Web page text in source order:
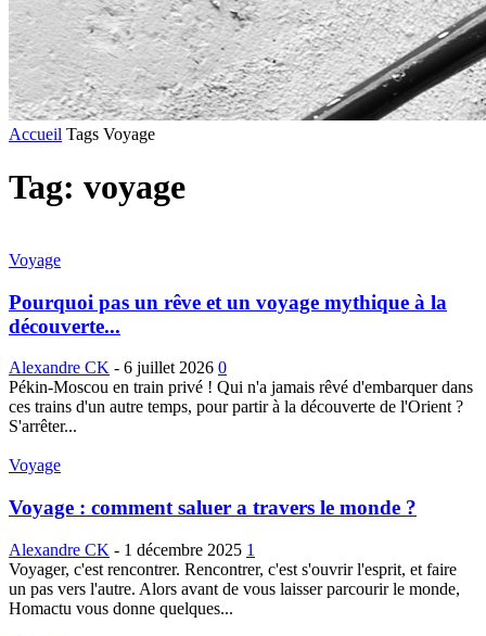
Accueil Tags Voyage
Tag: voyage
Voyage
Pourquoi pas un rêve et un voyage mythique à la
découverte...
Alexandre CK - 6 juillet 2026 0
Pékin-Moscou en train privé ! Qui n'a jamais rêvé d'embarquer dans
ces trains d'un autre temps, pour partir à la découverte de l'Orient ?
S'arrêter...
Voyage
Voyage : comment saluer a travers le monde ?
Alexandre CK - 1 décembre 2025 1
Voyager, c'est rencontrer. Rencontrer, c'est s'ouvrir l'esprit, et faire
un pas vers l'autre. Alors avant de vous laisser parcourir le monde,
Homactu vous donne quelques...